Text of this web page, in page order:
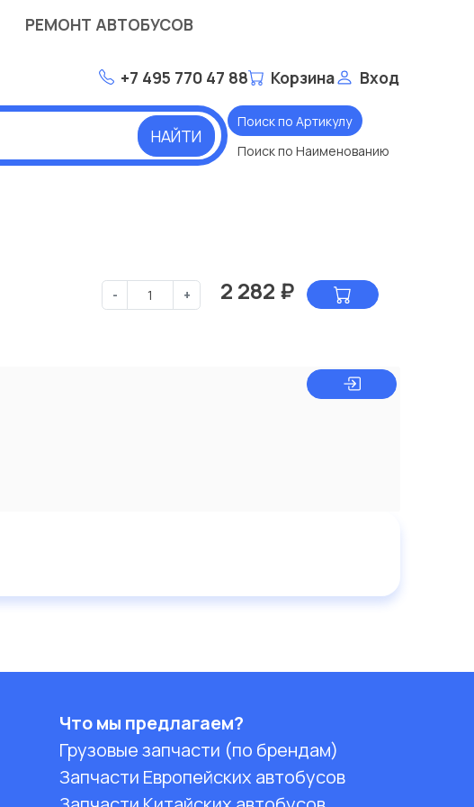
РЕМОНТ АВТОБУСОВ
+7 495 770 47 88 Корзина Вход
НАЙТИ
Поиск по Артикулу
Поиск по Наименованию
- + 2 282 ₽
Что мы предлагаем?
Грузовые запчасти (по брендам)
Запчасти Европейских автобусов